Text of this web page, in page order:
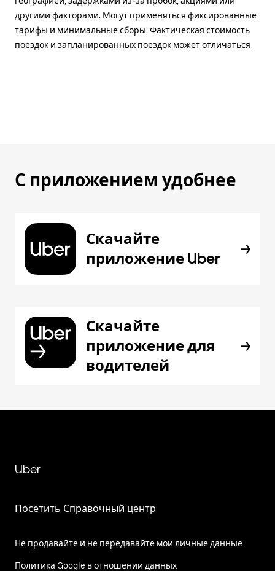
другими факторами. Могут применяться фиксированные
тарифы и минимальные сборы. Фактическая стоимость
поездок и запланированных поездок может отличаться.
С приложением удобнее
Скачайте
приложение Uber
Скачайте
приложение для
водителей
Uber
Посетить Справочный центр
Не продавайте и не передавайте мои личные данные
Политика Google в отношении данных